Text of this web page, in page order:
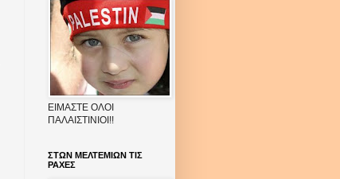
ΕΙΜΑΣΤΕ ΟΛΟΙ
ΠΑΛΑΙΣΤΙΝΙΟΙ!!
ΣΤΩΝ ΜΕΛΤΕΜΙΩΝ ΤΙΣ
ΡΑΧΕΣ